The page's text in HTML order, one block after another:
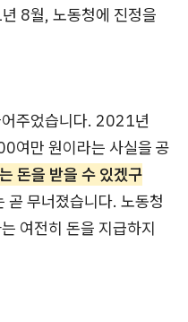
8월, 노동청에 진정을
주었습니다. 2021년
여만 원이라는 사실을 공
돈을 받을 수 있겠구
곧 무너졌습니다. 노동청
여전히 돈을 지급하지